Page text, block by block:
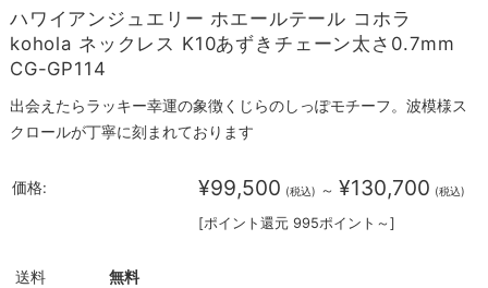
ハワイアンジュエリー ホエールテール コホラ
kohola ネックレス K10あずきチェーン太さ0.7mm
CG-GP114
出会えたらラッキー幸運の象徴くじらのしっぽモチーフ。波模様ス
クロールが丁寧に刻まれております
価格: ¥99,500 (税込) ～ ¥130,700 (税込)
[ポイント還元 995ポイント～]
送料 無料